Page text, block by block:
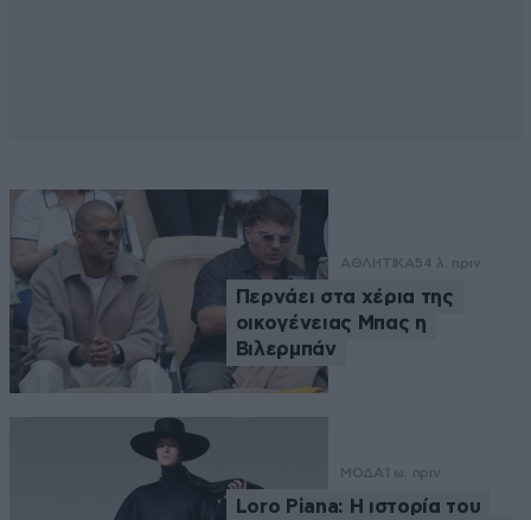
ΑΘΛΗΤΙΚΑ54 λ. πριν
Περνάει στα χέρια της
οικογένειας Μπας η
Βιλερμπάν
ΜΟΔΑ 1 ω. πριν
Loro Piana: Η ιστορία του